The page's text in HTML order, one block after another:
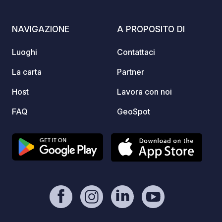
una vacanza completa.
NAVIGAZIONE
Luoghi
La carta
Host
FAQ
A PROPOSITO DI
Contattaci
Partner
Lavora con noi
GeoSpot